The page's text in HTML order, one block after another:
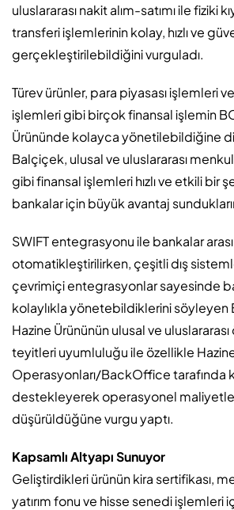
uluslararası nakit alım-satımı ile fiziki
transferi işlemlerinin kolay, hızlı ve
gerçekleştirilebildiğini vurguladı.
Türev ürünler, para piyasası işlemleri
işlemleri gibi birçok finansal işlemin
Ürününde kolayca yönetilebildiğine
Balçiçek, ulusal ve uluslararası
gibi finansal işlemleri hızlı ve etkili bir
bankalar için büyük avantaj
SWIFT entegrasyonu ile bankalar
otomatikleştirilirken, çeşitli dış
çevrimiçi entegrasyonlar sayesinde
kolaylıkla yönetebildiklerini söyleyen
Hazine Ürününün ulusal ve
teyitleri uyumluluğu ile özellikle
Operasyonları/BackOffice tarafında
destekleyerek operasyonel
düşürüldüğüne vurgu yaptı.
Kapsamlı Altyapı Sunuyor
Geliştirdikleri ürünün kira sertifikası,
yatırım fonu ve hisse senedi işlemleri